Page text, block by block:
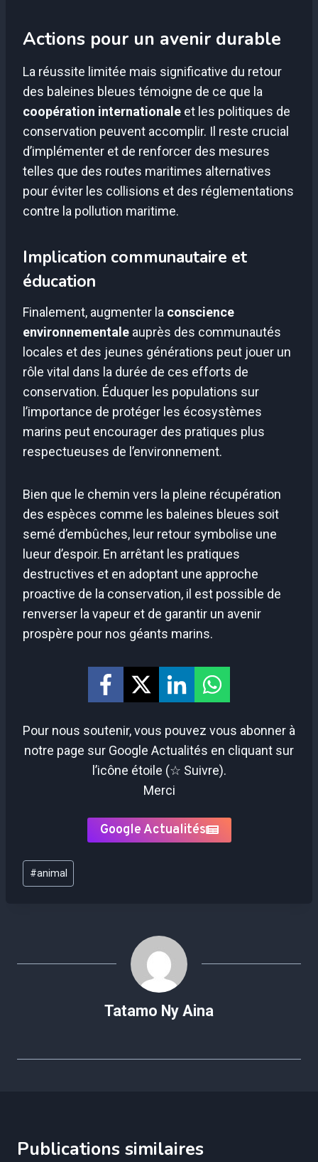
Actions pour un avenir durable
La réussite limitée mais significative du retour
des baleines bleues témoigne de ce que la
coopération internationale et les politiques de
conservation peuvent accomplir. Il reste crucial
d’implémenter et de renforcer des mesures
telles que des routes maritimes alternatives
pour éviter les collisions et des réglementations
contre la pollution maritime.
Implication communautaire et
éducation
Finalement, augmenter la conscience
environnementale auprès des communautés
locales et des jeunes générations peut jouer un
rôle vital dans la durée de ces efforts de
conservation. Éduquer les populations sur
l’importance de protéger les écosystèmes
marins peut encourager des pratiques plus
respectueuses de l’environnement.
Bien que le chemin vers la pleine récupération
des espèces comme les baleines bleues soit
semé d’embûches, leur retour symbolise une
lueur d’espoir. En arrêtant les pratiques
destructives et en adoptant une approche
proactive de la conservation, il est possible de
renverser la vapeur et de garantir un avenir
prospère pour nos géants marins.
Pour nous soutenir, vous pouvez vous abonner à
notre page sur Google Actualités en cliquant sur
l’icône étoile (☆ Suivre).
Merci
Google Actualités
Étiquettes
de
#animal
Tatamo Ny Aina
Publications similaires